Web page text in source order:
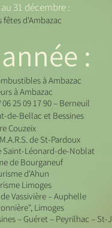
31 décembre :
fêtes d'Ambazac
:
à Ambazac
à Ambazac
25 09 17 90 – Berneuil
de-Bellac et Bessines
Couzeix
de St-Pardoux
Saint-Léonard-de-Noblat
de Bourganeuf
d'Ahun
Limoges
Vassivière – Auphelle
Limoges
– Guéret – Peyrilhac – St-